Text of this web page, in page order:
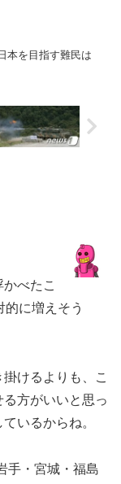
本を目指す難民は
べたこ
に増えそう
けるよりも、こ
方がいいと思っ
いるからね。
手・宮城・福島